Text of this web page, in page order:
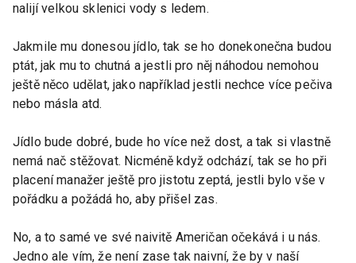
nalijí velkou sklenici vody s ledem.
Jakmile mu donesou jídlo, tak se ho donekonečna budou
ptát, jak mu to chutná a jestli pro něj náhodou nemohou
ještě něco udělat, jako například jestli nechce více pečiva
nebo másla atd.
Jídlo bude dobré, bude ho více než dost, a tak si vlastně
nemá nač stěžovat. Nicméně když odchází, tak se ho při
placení manažer ještě pro jistotu zeptá, jestli bylo vše v
pořádku a požádá ho, aby přišel zas.
No, a to samé ve své naivitě Američan očekává i u nás.
Jedno ale vím, že není zase tak naivní, že by v naší